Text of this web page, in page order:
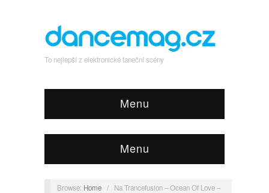
To nejlepší z elektronické taneční scény
Menu
Menu
Browse: Home /
Na Trancefusion – Ocean Of Love –